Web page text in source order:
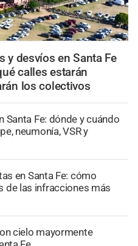
y desvíos en Santa Fe
calles estarán
los colectivos
Santa Fe: dónde y cuándo
neumonía, VSR y
en Santa Fe: cómo
de las infracciones más
cielo mayormente